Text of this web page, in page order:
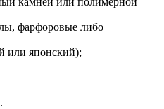
фарфоровые либо
или японский);